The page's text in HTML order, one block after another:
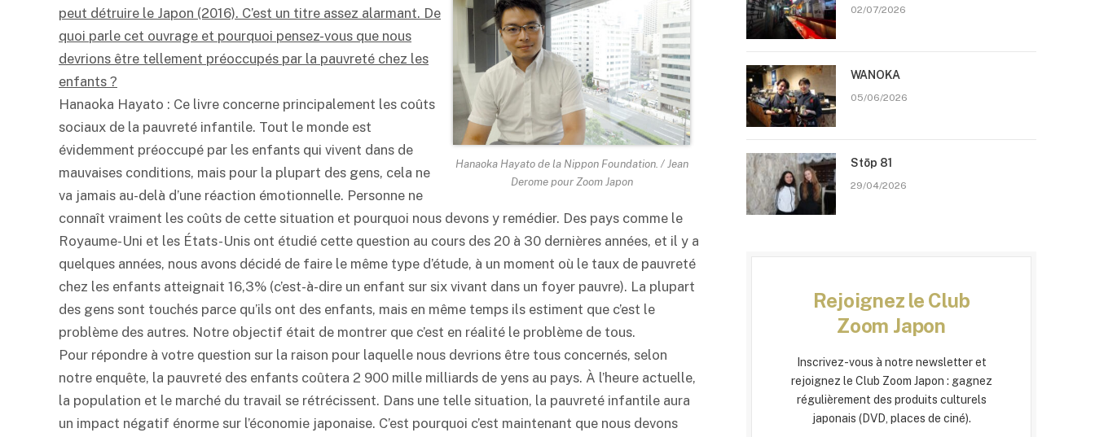
Hanaoka Hayato de la Nippon Foundation. / Jean
Derome pour Zoom Japon
peut détruire le Japon (2016). C’est un titre assez alarmant. De
quoi parle cet ouvrage et pourquoi pensez-vous que nous
devrions être tellement préoccupés par la pauvreté chez les
enfants ?
Hanaoka Hayato : Ce livre concerne principalement les coûts
sociaux de la pauvreté infantile. Tout le monde est
évidemment préoccupé par les enfants qui vivent dans de
mauvaises conditions, mais pour la plupart des gens, cela ne
va jamais au-delà d’une réaction émotionnelle. Personne ne
connaît vraiment les coûts de cette situation et pourquoi nous devons y remédier. Des pays comme le
Royaume-Uni et les États-Unis ont étudié cette question au cours des 20 à 30 dernières années, et il y a
quelques années, nous avons décidé de faire le même type d’étude, à un moment où le taux de pauvreté
chez les enfants atteignait 16,3% (c’est-à-dire un enfant sur six vivant dans un foyer pauvre). La plupart
des gens sont touchés parce qu’ils ont des enfants, mais en même temps ils estiment que c’est le
problème des autres. Notre objectif était de montrer que c’est en réalité le problème de tous.
Pour répondre à votre question sur la raison pour laquelle nous devrions être tous concernés, selon
notre enquête, la pauvreté des enfants coûtera 2 900 mille milliards de yens au pays. À l’heure actuelle,
la population et le marché du travail se rétrécissent. Dans une telle situation, la pauvreté infantile aura
un impact négatif énorme sur l’économie japonaise. C’est pourquoi c’est maintenant que nous devons
02/07/2026
WANOKA
05/06/2026
Stōp 81
29/04/2026
Rejoignez le Club
Zoom Japon
Inscrivez-vous à notre newsletter et
rejoignez le Club Zoom Japon : gagnez
régulièrement des produits culturels
japonais (DVD, places de ciné).